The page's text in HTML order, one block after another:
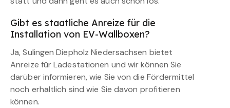
Gibt es staatliche Anreize für die
Installation von EV-Wallboxen?
Ja, Sulingen Diepholz Niedersachsen bietet
Anreize für Ladestationen und wir können Sie
darüber informieren, wie Sie von die Fördermittel
noch erhältlich sind wie Sie davon profitieren
können.